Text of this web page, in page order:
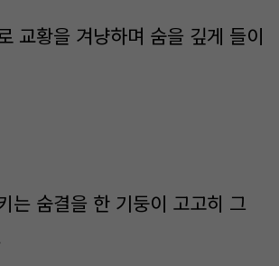
교황을 겨냥하며 숨을 깊게 들이
는 숨결을 한 기둥이 고고히 그